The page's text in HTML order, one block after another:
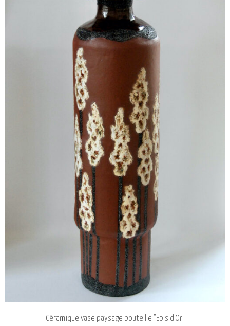
Céramique vase paysage bouteille "Epis d'Or"